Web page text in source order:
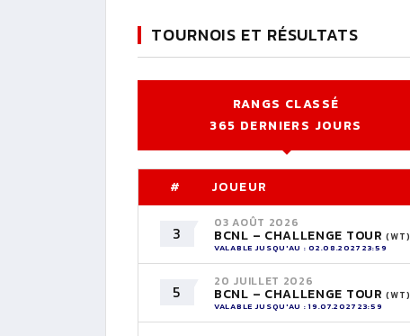
TOURNOIS ET RÉSULTATS
RANGS CLASSÉ
365 DERNIERS JOURS
# JOUEUR
3
03 AOÛT 2026
BCNL – CHALLENGE TOUR(WT)
VALABLE JUSQU'AU : 02.08.2027 23:59
5
20 JUILLET 2026
BCNL – CHALLENGE TOUR(WT)
VALABLE JUSQU'AU : 19.07.2027 23:59